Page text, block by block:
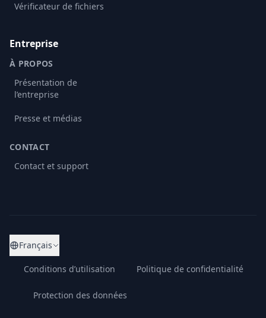
Vérificateur de fichiers
Entreprise
À PROPOS
Présentation de
l’entreprise
Presse et médias
CONTACT
Contact et support
Français
Conditions d’utilisation Politique de confidentialité
Protection des données